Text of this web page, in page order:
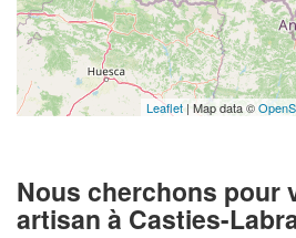
Leaflet | Map data ©
Nous cherchons pour
artisan à Casties-